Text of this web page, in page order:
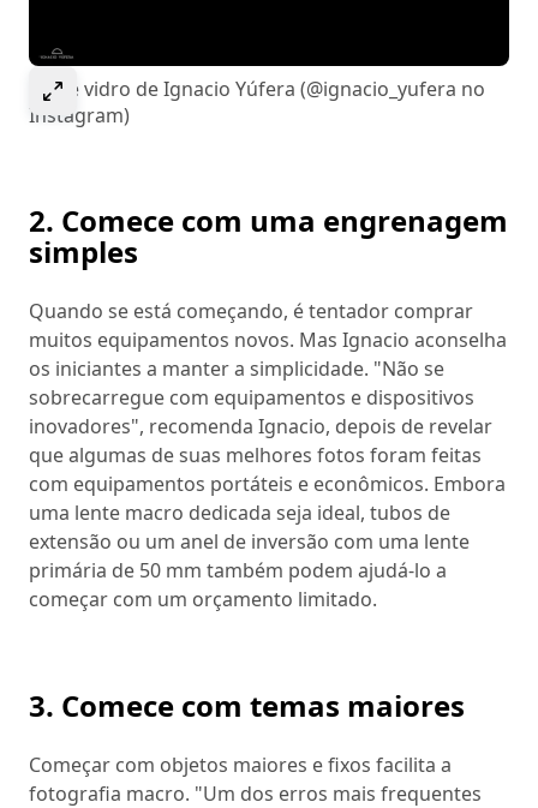
Select to expand image
Rã de vidro de Ignacio Yúfera (@ignacio_yufera no
Instagram)
2. Comece com uma engrenagem
simples
Quando se está começando, é tentador comprar
muitos equipamentos novos. Mas Ignacio aconselha
os iniciantes a manter a simplicidade. "Não se
sobrecarregue com equipamentos e dispositivos
inovadores", recomenda Ignacio, depois de revelar
que algumas de suas melhores fotos foram feitas
com equipamentos portáteis e econômicos. Embora
uma lente macro dedicada seja ideal, tubos de
extensão ou um anel de inversão com uma lente
primária de 50 mm também podem ajudá-lo a
começar com um orçamento limitado.
3. Comece com temas maiores
Começar com objetos maiores e fixos facilita a
fotografia macro. "Um dos erros mais frequentes